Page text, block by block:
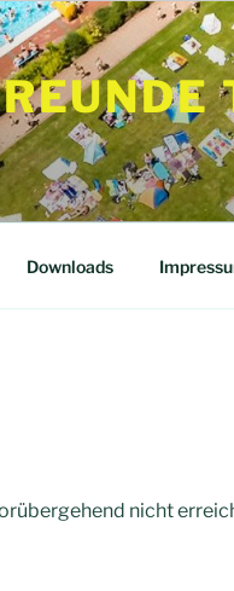
Downloads
nicht